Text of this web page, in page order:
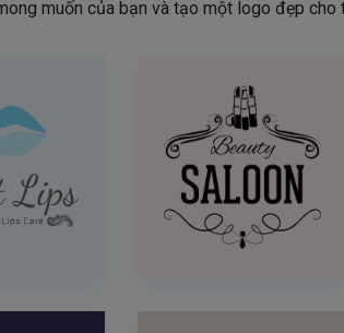
muốn của bạn và tạo một logo đẹp cho